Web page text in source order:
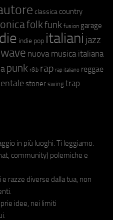
classica country
folkfunk fusion garage
indie pop italiani jazz
nuova musica italiana
punk r&b rap rap italiano reggae
stoner swing trap
in più luoghi. Ti leggiamo.
community) polemiche e
razze diverse dalla tua, non
idee, nei limiti